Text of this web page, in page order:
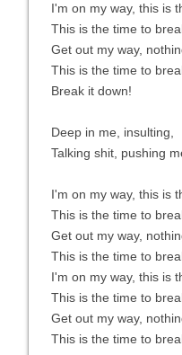
I'm on my way, this is
This is the time to
Get out my way,
This is the time to
Break it down!
Deep in me, insulting,
Talking shit, pushing
I'm on my way, this is
This is the time to
Get out my way,
This is the time to
I'm on my way, this is
This is the time to
Get out my way,
This is the time to